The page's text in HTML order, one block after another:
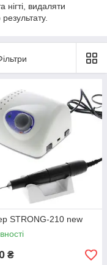
нігті, видаляти
STRONG-210 new
₴